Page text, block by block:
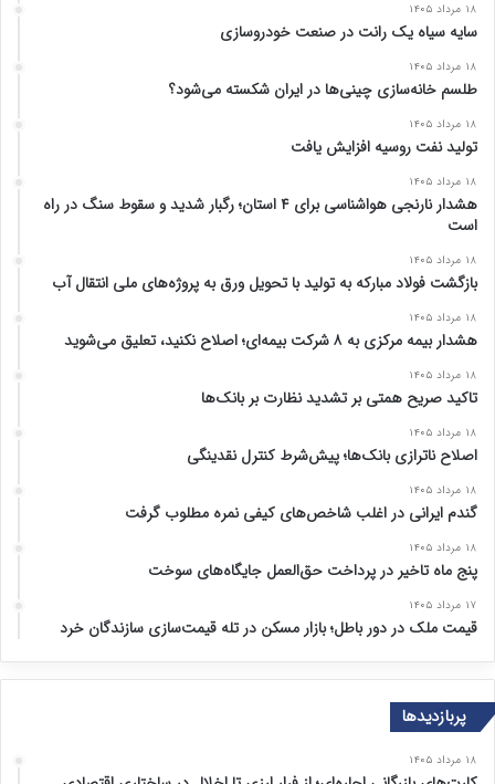
۱۸ مرداد ۱۴۰۵
سایه سیاه یک رانت در صنعت خودروسازی
۱۸ مرداد ۱۴۰۵
طلسم خانه‌سازی چینی‌ها در ایران شکسته می‌شود؟
۱۸ مرداد ۱۴۰۵
تولید نفت روسیه افزایش یافت
۱۸ مرداد ۱۴۰۵
هشدار نارنجی هواشناسی برای ۴ استان؛ رگبار شدید و سقوط سنگ در راه
است
۱۸ مرداد ۱۴۰۵
بازگشت فولاد مبارکه به تولید با تحویل ورق به پروژه‌های ملی انتقال آب
۱۸ مرداد ۱۴۰۵
هشدار بیمه مرکزی به ۸ شرکت بیمه‌ای؛ اصلاح نکنید، تعلیق می‌شوید
۱۸ مرداد ۱۴۰۵
تاکید صریح همتی بر تشدید نظارت بر بانک‌ها
۱۸ مرداد ۱۴۰۵
اصلاح ناترازی بانک‌ها؛ پیش‌شرط کنترل نقدینگی
۱۸ مرداد ۱۴۰۵
گندم ایرانی در اغلب شاخص‌های کیفی نمره مطلوب گرفت
۱۸ مرداد ۱۴۰۵
پنج ماه تاخیر در پرداخت حق‌العمل جایگاه‌های سوخت
۱۷ مرداد ۱۴۰۵
قیمت ملک در دور باطل؛ بازار مسکن در تله قیمت‌سازی سازندگان خرد
پربازدیدها
۱۸ مرداد ۱۴۰۵